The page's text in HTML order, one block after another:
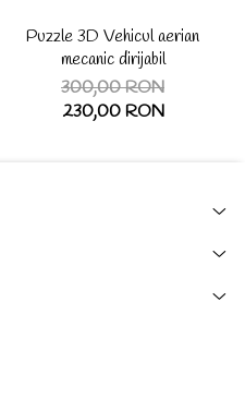
Puzzle 3D Vehicul aerian
mecanic dirijabil
300,00 RON
230,00 RON